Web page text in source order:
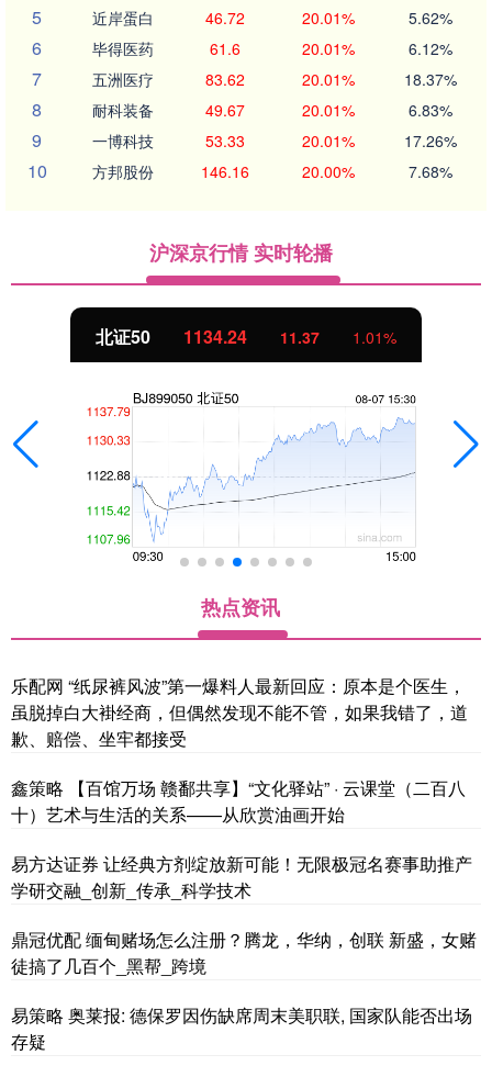
5 近岸蛋白 46.72 20.01% 5.62%
6 毕得医药 61.6 20.01% 6.12%
7 五洲医疗 83.62 20.01% 18.37%
8 耐科装备 49.67 20.01% 6.83%
9 一博科技 53.33 20.01% 17.26%
10 方邦股份 146.16 20.00% 7.68%
沪深京行情 实时轮播
北证50 1134.24 11.37 1.01%
热点资讯
乐配网 “纸尿裤风波”第一爆料人最新回应：原本是个医生，
虽脱掉白大褂经商，但偶然发现不能不管，如果我错了，道
歉、赔偿、坐牢都接受
鑫策略 【百馆万场 赣鄱共享】“文化驿站” · 云课堂（二百八
十）艺术与生活的关系——从欣赏油画开始
易方达证券 让经典方剂绽放新可能！无限极冠名赛事助推产
学研交融_创新_传承_科学技术
鼎冠优配 缅甸赌场怎么注册？腾龙，华纳，创联 新盛，女赌
徒搞了几百个_黑帮_跨境
易策略 奥莱报: 德保罗因伤缺席周末美职联, 国家队能否出场
存疑